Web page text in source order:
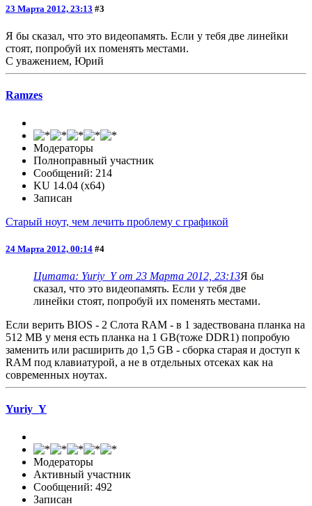
23 Марта 2012, 23:13 #3
Я бы сказал, что это видеопамять. Если у тебя две линейки
стоят, попробуй их поменять местами.
С уважением, Юрий
Ramzes
Модераторы
Полноправный участник
Сообщений: 214
KU 14.04 (x64)
Записан
Старый ноут, чем лечить проблему с графикой
24 Марта 2012, 00:14 #4
Цитата: Yuriy_Y от 23 Марта 2012, 23:13Я бы
сказал, что это видеопамять. Если у тебя две
линейки стоят, попробуй их поменять местами.
Если верить BIOS - 2 Слота RAM - в 1 задествована планка на
512 MB у меня есть планка на 1 GB(тоже DDR1) попробую
заменить или расширить до 1,5 GB - сборка старая и доступ к
RAM под клавиатурой, а не в отдельных отсеках как на
современных ноутах.
Yuriy_Y
Модераторы
Активный участник
Сообщений: 492
Записан